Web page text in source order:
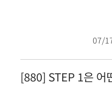
07/
[880] STEP 1은 어